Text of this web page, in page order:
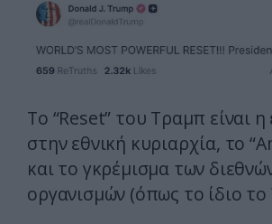
Το “Reset” του Τραμπ είναι
στην εθνική κυριαρχία, το
και το γκρέμισμα των
οργανισμών (όπως το ίδιο το